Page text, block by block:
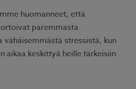
huomanneet, että
paremmasta
vähäisemmästä stressistä, kun
aikaa keskittyä heille tärkeisiin